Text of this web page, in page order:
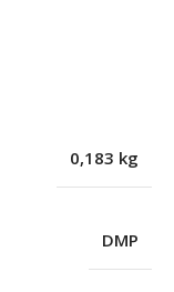
0,183 kg
DMP